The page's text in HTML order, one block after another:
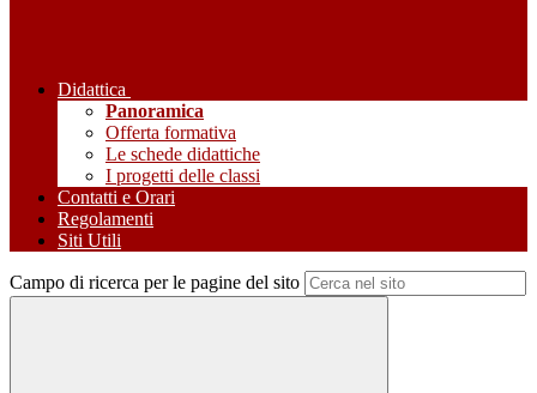
Didattica
Panoramica
Offerta formativa
Le schede didattiche
I progetti delle classi
Contatti e Orari
Regolamenti
Siti Utili
Campo di ricerca per le pagine del sito